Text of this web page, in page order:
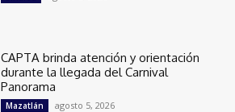
CAPTA brinda atención y orientación
durante la llegada del Carnival
Panorama
Mazatlán agosto 5, 2026